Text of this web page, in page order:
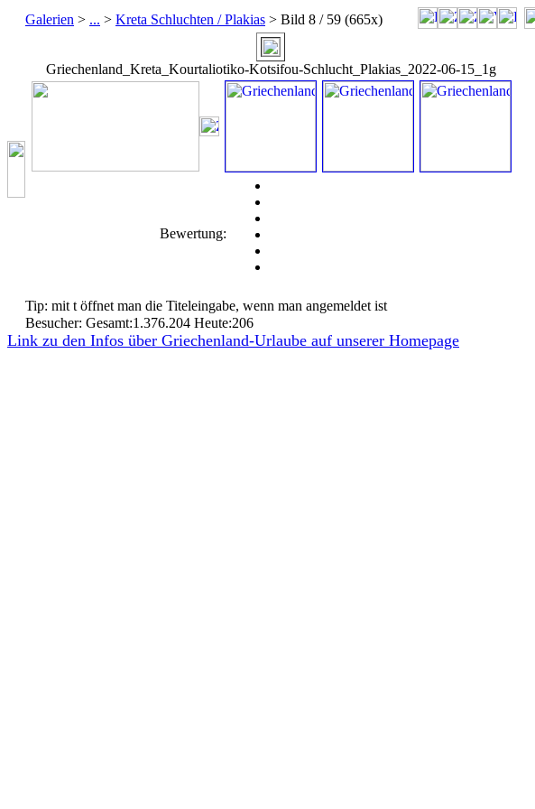
Galerien > ... > Kreta Schluchten / Plakias > Bild 8 / 59 (665x)
Griechenland_Kreta_Kourtaliotiko-Kotsifou-Schlucht_Plakias_2022-06-15_1g
Bewertung:
Tip: mit t öffnet man die Titeleingabe, wenn man angemeldet ist
Besucher: Gesamt:1.376.204 Heute:206
Link zu den Infos über Griechenland-Urlaube auf unserer Homepage